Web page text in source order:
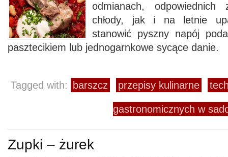
odmianach,
chłody, jak i na letnie
stanowić pyszny napój
pasztecikiem lub jednogarnkowe sycące danie.
Tagged with: barszcz przepisy kulinarne
gastronomicznych w
Zupki – żurek